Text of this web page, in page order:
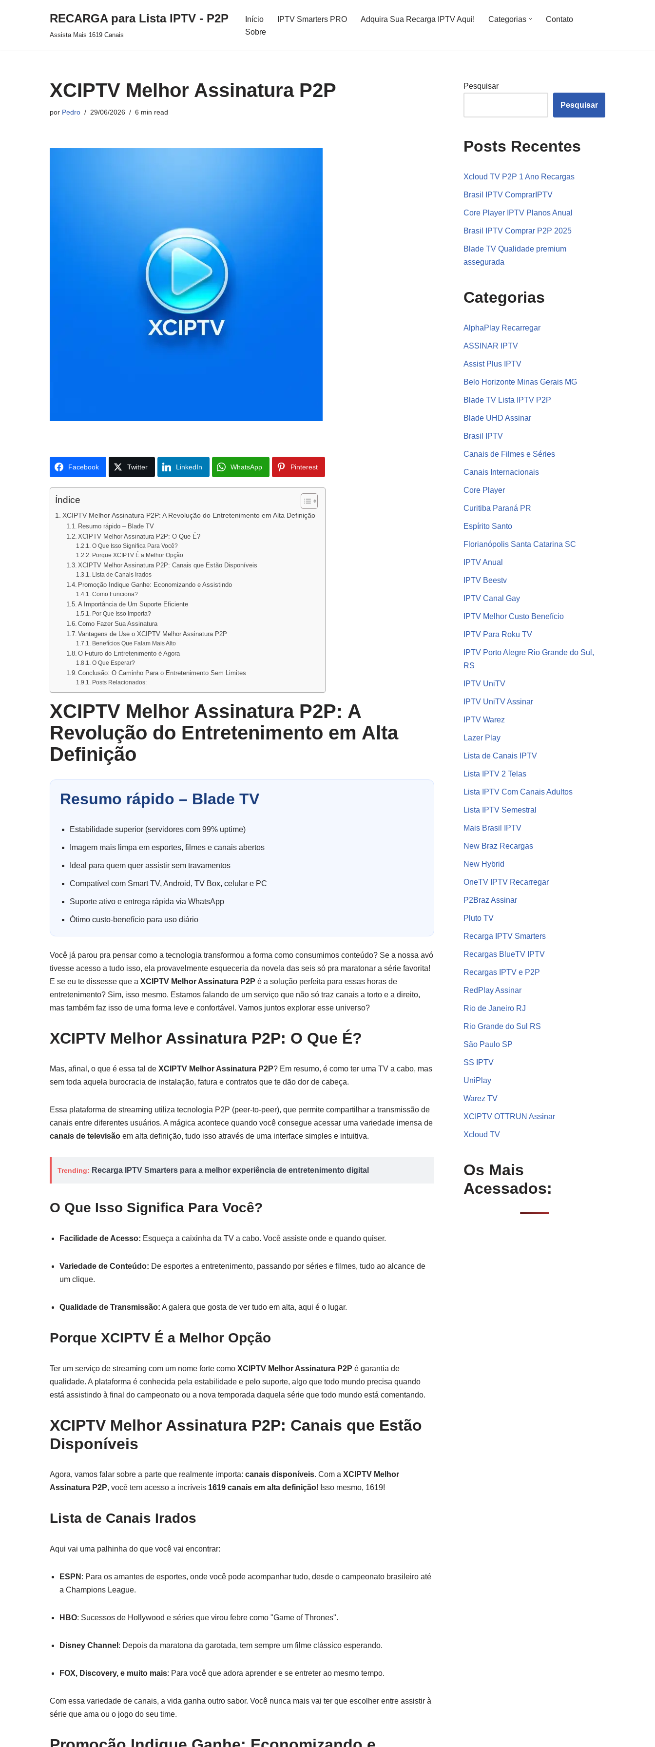
RECARGA para Lista IPTV - P2P
Assista Mais 1619 Canais
Início IPTV Smarters PRO Adquira Sua Recarga IPTV Aqui! Categorias
Contato
Sobre
XCIPTV Melhor Assinatura P2P
por Pedro 29/06/2026 6 min read
Facebook Twitter LinkedIn WhatsApp Pinterest
Índice
XCIPTV Melhor Assinatura P2P: A Revolução do Entretenimento em Alta Definição
Resumo rápido – Blade TV
XCIPTV Melhor Assinatura P2P: O Que É?
O Que Isso Significa Para Você?
Porque XCIPTV É a Melhor Opção
XCIPTV Melhor Assinatura P2P: Canais que Estão Disponíveis
Lista de Canais Irados
Promoção Indique Ganhe: Economizando e Assistindo
Como Funciona?
A Importância de Um Suporte Eficiente
Por Que Isso Importa?
Como Fazer Sua Assinatura
Vantagens de Use o XCIPTV Melhor Assinatura P2P
Benefícios Que Falam Mais Alto
O Futuro do Entretenimento é Agora
O Que Esperar?
Conclusão: O Caminho Para o Entretenimento Sem Limites
Posts Relacionados:
XCIPTV Melhor Assinatura P2P: A
Revolução do Entretenimento em Alta
Definição
Resumo rápido – Blade TV
Estabilidade superior (servidores com 99% uptime)
Imagem mais limpa em esportes, filmes e canais abertos
Ideal para quem quer assistir sem travamentos
Compatível com Smart TV, Android, TV Box, celular e PC
Suporte ativo e entrega rápida via WhatsApp
Ótimo custo-benefício para uso diário
Você já parou pra pensar como a tecnologia transformou a forma como consumimos conteúdo? Se a nossa avó
tivesse acesso a tudo isso, ela provavelmente esqueceria da novela das seis só pra maratonar a série favorita!
E se eu te dissesse que a XCIPTV Melhor Assinatura P2P é a solução perfeita para essas horas de
entretenimento? Sim, isso mesmo. Estamos falando de um serviço que não só traz canais a torto e a direito,
mas também faz isso de uma forma leve e confortável. Vamos juntos explorar esse universo?
XCIPTV Melhor Assinatura P2P: O Que É?
Mas, afinal, o que é essa tal de XCIPTV Melhor Assinatura P2P? Em resumo, é como ter uma TV a cabo, mas
sem toda aquela burocracia de instalação, fatura e contratos que te dão dor de cabeça.
Essa plataforma de streaming utiliza tecnologia P2P (peer-to-peer), que permite compartilhar a transmissão de
canais entre diferentes usuários. A mágica acontece quando você consegue acessar uma variedade imensa de
canais de televisão em alta definição, tudo isso através de uma interface simples e intuitiva.
Trending: Recarga IPTV Smarters para a melhor experiência de entretenimento digital
O Que Isso Significa Para Você?
Facilidade de Acesso: Esqueça a caixinha da TV a cabo. Você assiste onde e quando quiser.
Variedade de Conteúdo: De esportes a entretenimento, passando por séries e filmes, tudo ao alcance de
um clique.
Qualidade de Transmissão: A galera que gosta de ver tudo em alta, aqui é o lugar.
Porque XCIPTV É a Melhor Opção
Ter um serviço de streaming com um nome forte como XCIPTV Melhor Assinatura P2P é garantia de
qualidade. A plataforma é conhecida pela estabilidade e pelo suporte, algo que todo mundo precisa quando
está assistindo à final do campeonato ou a nova temporada daquela série que todo mundo está comentando.
XCIPTV Melhor Assinatura P2P: Canais que Estão
Disponíveis
Agora, vamos falar sobre a parte que realmente importa: canais disponíveis. Com a XCIPTV Melhor
Assinatura P2P, você tem acesso a incríveis 1619 canais em alta definição! Isso mesmo, 1619!
Lista de Canais Irados
Aqui vai uma palhinha do que você vai encontrar:
ESPN : Para os amantes de esportes, onde você pode acompanhar tudo, desde o campeonato brasileiro até
a Champions League.
HBO: Sucessos de Hollywood e séries que virou febre como "Game of Thrones".
Disney Channel : Depois da maratona da garotada, tem sempre um filme clássico esperando.
FOX, Discovery, e muito mais: Para você que adora aprender e se entreter ao mesmo tempo.
Com essa variedade de canais, a vida ganha outro sabor. Você nunca mais vai ter que escolher entre assistir à
série que ama ou o jogo do seu time.
Pesquisar
Pesquisar
Posts Recentes
Xcloud TV P2P 1 Ano Recargas
Brasil IPTV ComprarIPTV
Core Player IPTV Planos Anual
Brasil IPTV Comprar P2P 2025
Blade TV Qualidade premium
assegurada
Categorias
AlphaPlay Recarregar
ASSINAR IPTV
Assist Plus IPTV
Belo Horizonte Minas Gerais MG
Blade TV Lista IPTV P2P
Blade UHD Assinar
Brasil IPTV
Canais de Filmes e Séries
Canais Internacionais
Core Player
Curitiba Paraná PR
Espírito Santo
Florianópolis Santa Catarina SC
IPTV Anual
IPTV Beestv
IPTV Canal Gay
IPTV Melhor Custo Benefício
IPTV Para Roku TV
IPTV Porto Alegre Rio Grande do Sul,
RS
IPTV UniTV
IPTV UniTV Assinar
IPTV Warez
Lazer Play
Lista de Canais IPTV
Lista IPTV 2 Telas
Lista IPTV Com Canais Adultos
Lista IPTV Semestral
Mais Brasil IPTV
New Braz Recargas
New Hybrid
OneTV IPTV Recarregar
P2Braz Assinar
Pluto TV
Recarga IPTV Smarters
Recargas BlueTV IPTV
Recargas IPTV e P2P
RedPlay Assinar
Rio de Janeiro RJ
Rio Grande do Sul RS
São Paulo SP
SS IPTV
UniPlay
Warez TV
XCIPTV OTTRUN Assinar
Xcloud TV
Os Mais
Acessados: